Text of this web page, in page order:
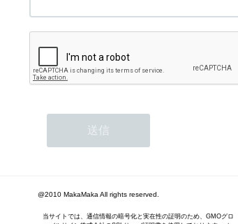
@2010 MakaMaka All rights reserved.
当サイトでは、通信情報の暗号化と実在性の証明のため、GMOグロ